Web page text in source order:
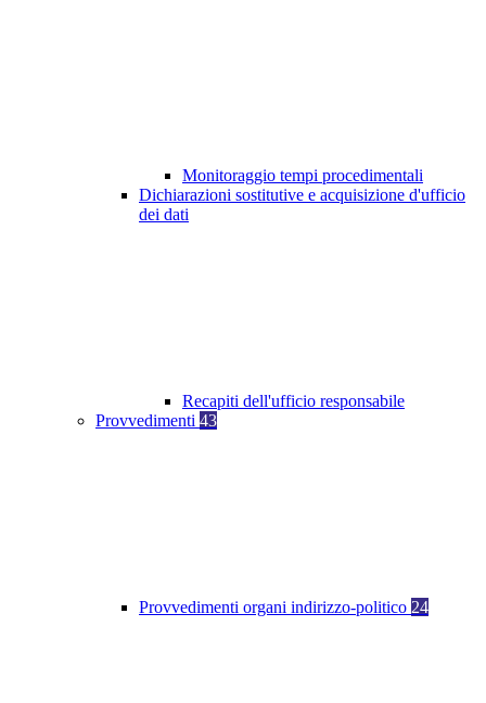
Monitoraggio tempi procedimentali
Dichiarazioni sostitutive e acquisizione d'ufficio
dei dati
Recapiti dell'ufficio responsabile
Provvedimenti 43
Provvedimenti organi indirizzo-politico 24